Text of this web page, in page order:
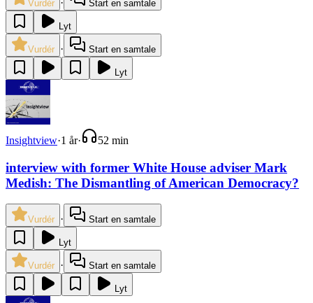
Vurdér · Start en samtale
Lyt
Vurdér · Start en samtale
Lyt
Insightview·1 år· 52 min
interview with former White House adviser Mark
Medish: The Dismantling of American Democracy?
Vurdér · Start en samtale
Lyt
Vurdér · Start en samtale
Lyt